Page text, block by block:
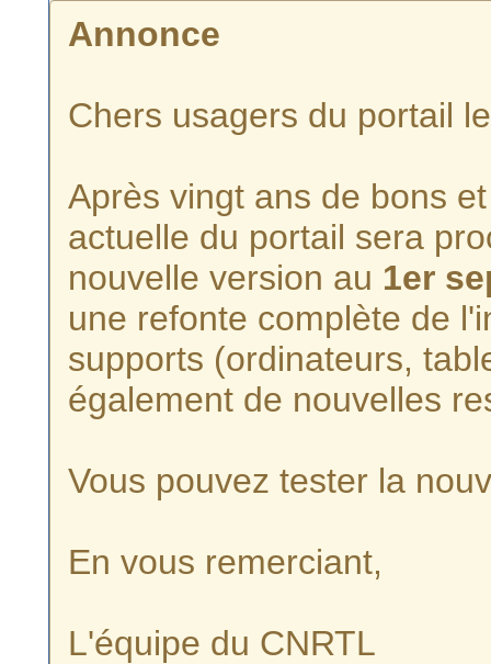
Annonce
Chers usagers du portail
Après vingt ans de bons
actuelle du portail sera
nouvelle version au 1er
une refonte complète de
supports (ordinateurs,
également de nouvelles
Vous pouvez tester la
En vous remerciant,
L'équipe du CNRTL